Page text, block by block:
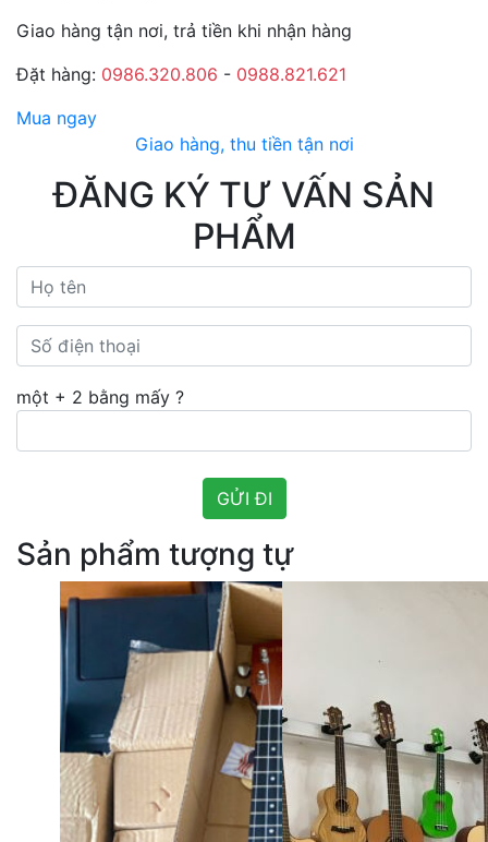
Giao hàng tận nơi, trả tiền khi nhận hàng
Đặt hàng: 0986.320.806 - 0988.821.621
Mua ngay
Giao hàng, thu tiền tận nơi
ĐĂNG KÝ TƯ VẤN SẢN
PHẨM
một + 2 bằng mấy ?
Sản phẩm tượng tự